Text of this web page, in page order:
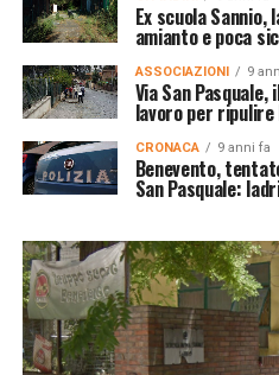
Ex scuola
amianto e poca
ASSOCIAZIONI 9
Via San
lavoro per
CRONACA 9 anni fa
Benevento,
San Pasquale: